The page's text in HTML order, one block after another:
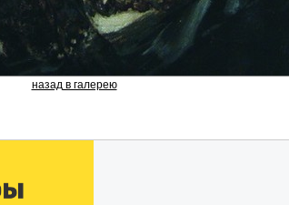
назад в галерею